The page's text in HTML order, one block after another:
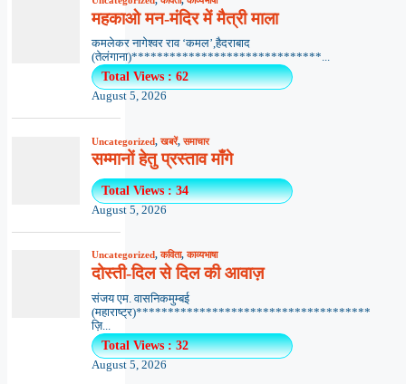
महकाओ मन-मंदिर में मैत्री माला
कमलेकर नागेश्वर राव ‘कमल’,हैदराबाद
(तेलंगाना)******************************...
Total Views : 62
August 5, 2026
Uncategorized,खबरें,समाचार
सम्मानों हेतु प्रस्ताव माँगे
Total Views : 34
August 5, 2026
Uncategorized,कविता,काव्यभाषा
दोस्ती-दिल से दिल की आवाज़
संजय एम. वासनिकमुम्बई
(महाराष्ट्र)*************************************
ज़ि...
Total Views : 32
August 5, 2026